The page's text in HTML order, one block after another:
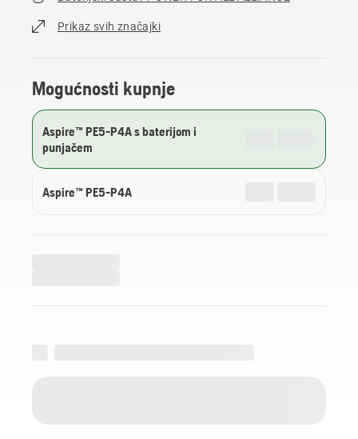
Prikaz svih značajki
Mogućnosti kupnje
Aspire™ PE5-P4A s baterijom i
punjačem
Aspire™ PE5-P4A